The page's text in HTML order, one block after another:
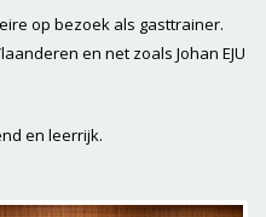
op bezoek als gasttrainer.
en net zoals Johan EJU
en leerrijk.